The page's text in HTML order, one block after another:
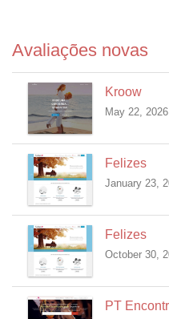
Avaliações novas
Kroow
May 22, 2026
Felizes
January 23,
Felizes
October 30,
PT